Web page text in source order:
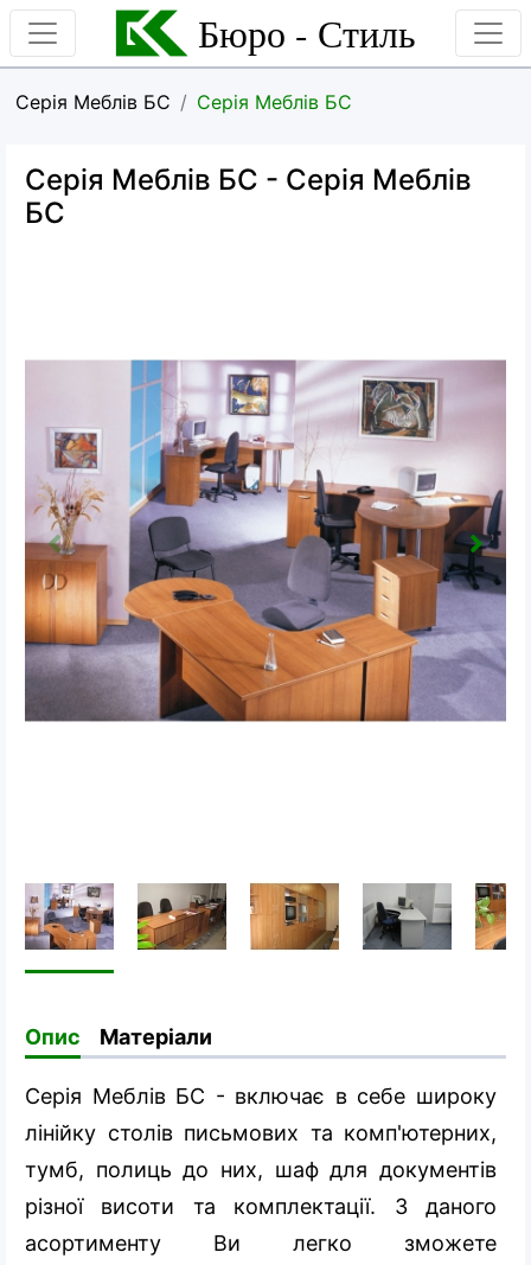
Бюро - Стиль
Серія Меблів БС Серія Меблів БС
Серія Меблів БС - Серія Меблів
БС
Опис Матеріали
Серія Меблів БС - включає в себе широку
лінійку столів письмових та комп'ютерних,
тумб, полиць до них, шаф для документів
різної висоти та комплектації. З даного
асортименту Ви легко зможете